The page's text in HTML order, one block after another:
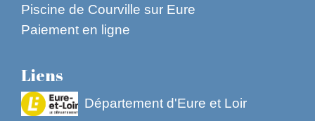
Piscine de Courville sur Eure
Paiement en ligne
Liens
Département d'Eure et Loir